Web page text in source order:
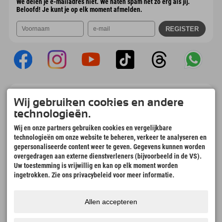
We delen je e-mailadres niet. We haten spam net zo erg als jij.
Beloofd! Je kunt je op elk moment afmelden.
Upload je #ExplorerMoments, Mijn Explorer
To Go met een boekingsoverzicht,
bucketlist, restaurantoverzicht en nog veel
meer. Download nu!
Tijd voor ontdekkingsmomenten
166 4.634km
97
Wij gebruiken cookies en andere
technologieën.
Wij en onze partners gebruiken cookies en vergelijkbare
technologieën om onze website te beheren, verkeer te analyseren en
gepersonaliseerde content weer te geven. Gegevens kunnen worden
overgedragen aan externe dienstverleners (bijvoorbeeld in de VS).
Uw toestemming is vrijwillig en kan op elk moment worden
ingetrokken. Zie ons privacybeleid voor meer informatie.
Allen accepteren